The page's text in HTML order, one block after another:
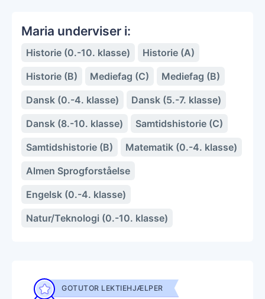
Maria underviser i:
Historie (0.-10. klasse)
Historie (A)
Historie (B)
Mediefag (C)
Mediefag (B)
Dansk (0.-4. klasse)
Dansk (5.-7. klasse)
Dansk (8.-10. klasse)
Samtidshistorie (C)
Samtidshistorie (B)
Matematik (0.-4. klasse)
Almen Sprogforståelse
Engelsk (0.-4. klasse)
Natur/Teknologi (0.-10. klasse)
GOTUTOR LEKTIEHJÆLPER